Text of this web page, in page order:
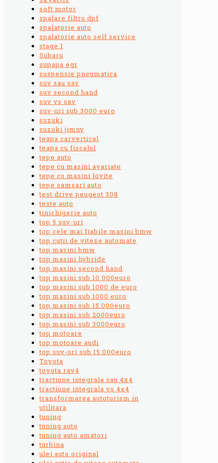
soft motor
spalare filtru dpf
spalatorie auto
spalatorie auto self service
stage 1
Subaru
supapa egr
suspensie pneumatica
suv sau sav
suv second hand
suv vs sav
suv-uri sub 3000 euro
suzuki
suzuki jimny
teapa carvertical
teapa cu fiscalul
tepe auto
tepe cu masini avariate
tepe cu masini lovite
tepe samsari auto
test drive peugeot 308
teste auto
tinichigerie auto
top 5 suv-uri
top cele mai fiabile masini bmw
top cutii de viteze automate
top masini bmw
top masini hybride
top masini second hand
top masini sub 10.000euro
top masini sub 1000 de euro
top masini sub 1000 euro
top masini sub 15.000euro
top masini sub 2000euro
top masini sub 3000euro
top motoare
top motoare audi
top suv-uri sub 15.000euro
Toyota
toyota rav4
tractiune integrala sau 4x4
tractiune integrala vs 4x4
transformarea autoturism in
utilitara
tuning
tuning auto
tuning auto amatori
turbina
ulei auto original